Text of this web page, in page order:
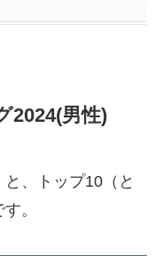
2024(男性)
、トップ10（と
。